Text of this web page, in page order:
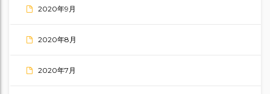
2020年9月
2020年8月
2020年7月